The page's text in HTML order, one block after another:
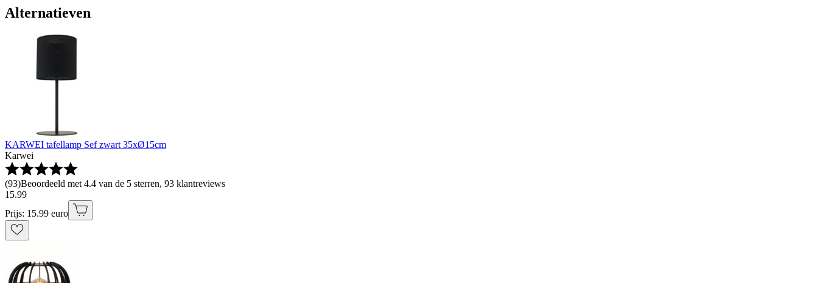
Alternatieven
KARWEI tafellamp Sef zwart 35xØ15cm
Karwei
(93)Beoordeeld met 4.4 van de 5 sterren, 93 klantreviews
15.99
Prijs: 15.99 euro